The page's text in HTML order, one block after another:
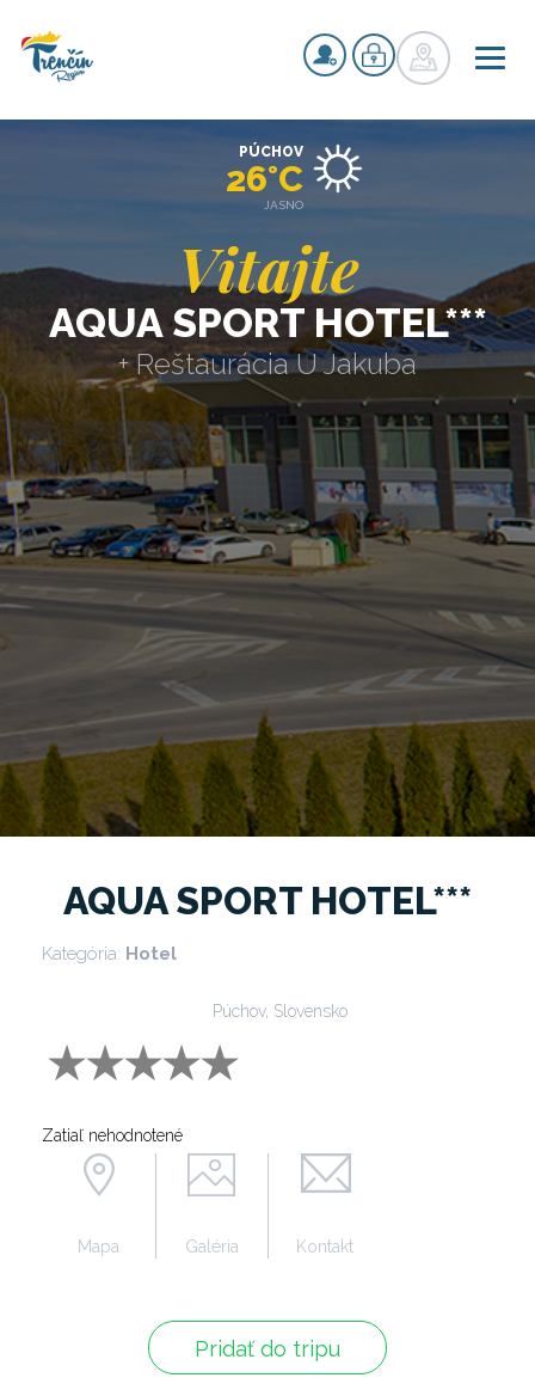
Vitajte
AQUA SPORT HOTEL***
+ Reštaurácia U Jakuba
PÚCHOV
26°C
JASNO
AQUA SPORT HOTEL***
Kategória: Hotel
Púchov, Slovensko
Zatiaľ nehodnotené
Pridať do tripu
Mapa Galéria Kontakt